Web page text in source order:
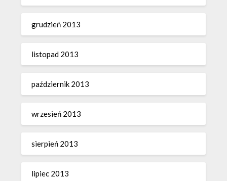
grudzień 2013
listopad 2013
październik 2013
wrzesień 2013
sierpień 2013
lipiec 2013